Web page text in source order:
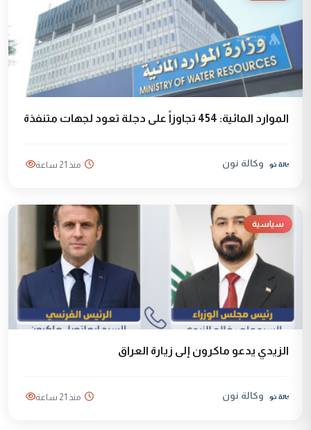
الموارد المائية: 454 تجاوزاً على دجلة تعود لجهات متنفذة
وكالة نون منذ 21 ساعة
سياسية
الزيدي يدعو ماكرون إلى زيارة العراق
وكالة نون منذ 21 ساعة